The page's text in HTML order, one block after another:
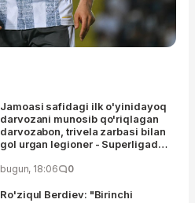
Jamoasi safidagi ilk o'yinidayoq
darvozani munosib qo'riqlagan
darvozabon, trivela zarbasi bilan
gol urgan legioner - Superligada
bugun, 18:06 0
Ro'ziqul Berdiev: "Birinchi